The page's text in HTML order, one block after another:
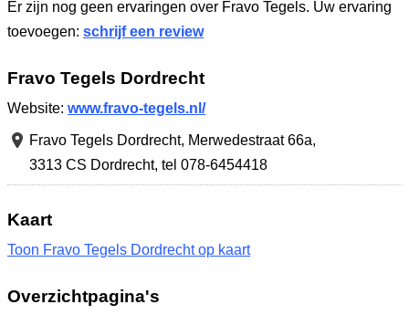
Er zijn nog geen ervaringen over Fravo Tegels. Uw ervaring
toevoegen: schrijf een review
Fravo Tegels Dordrecht
Website: www.fravo-tegels.nl/
Fravo Tegels Dordrecht, Merwedestraat 66a,
3313 CS Dordrecht, tel 078-6454418
Kaart
Toon Fravo Tegels Dordrecht op kaart
Overzichtpagina's